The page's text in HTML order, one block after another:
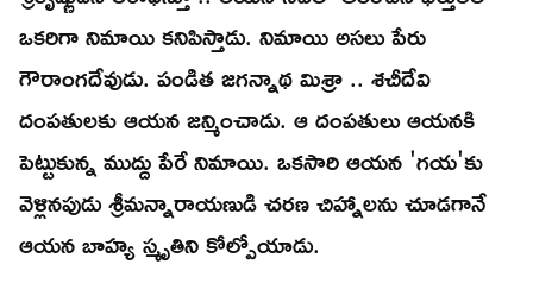
ఒకరిగా నిమాయి కనిపిస్తాడు. నిమాయి అసలు పేరు
గౌరాంగదేవుడు. పండిత జగన్నాథ మిశ్రా .. శచీదేవి
దంపతులకు ఆయన జన్మించాడు. ఆ దంపతులు ఆయనకి
పెట్టుకున్న ముద్దు పేరే నిమాయి. ఒకసారి ఆయన 'గయ'కు
వెళ్లినపుడు శ్రీమన్నారాయణుడి చరణ చిహ్నాలను చూడగానే
ఆయన బాహ్య స్మృతిని కోల్పోయాడు.